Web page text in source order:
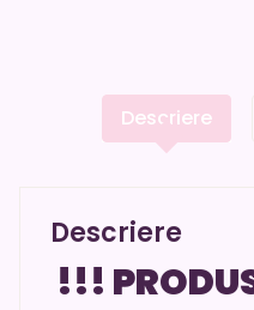
Descriere
Descriere
!!!